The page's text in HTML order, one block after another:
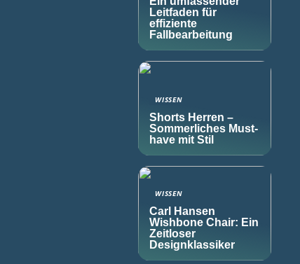
Leitfaden für
effiziente
Fallbearbeitung
WISSEN
Shorts Herren –
Sommerliches Must-
have mit Stil
WISSEN
Carl Hansen
Wishbone Chair: Ein
Zeitloser
Designklassiker